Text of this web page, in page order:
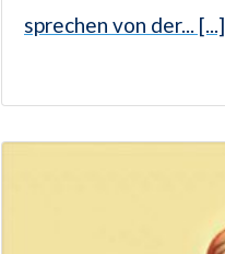
sprechen von der... [...]